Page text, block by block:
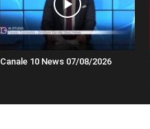
Canale 10 News 07/08/2026